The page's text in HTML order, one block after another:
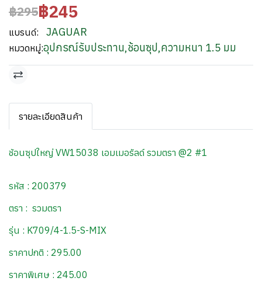
฿295฿245
แบรนด์: JAGUAR
หมวดหมู่:อุปกรณ์รับประทาน,ช้อนซุป,ความหนา 1.5 มม
รายละเอียดสินค้า
ช้อนซุปใหญ่ VW15038 เอมเมอรัลด์ รวมตรา @2 #1
รหัส : 200379
ตรา : รวมตรา
รุ่น : K709/4-1.5-S-MIX
ราคาปกติ : 295.00
ราคาพิเศษ : 245.00